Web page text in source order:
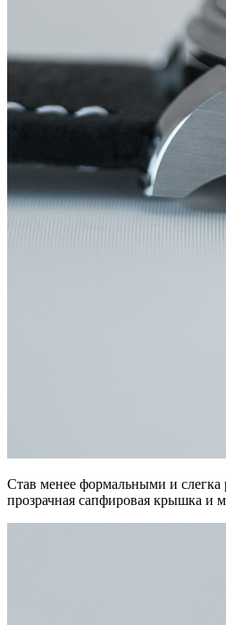
Став менее формальными и слегка
прозрачная сапфировая крышка и